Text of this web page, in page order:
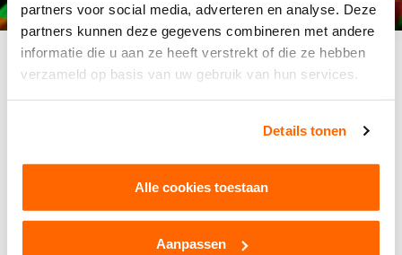
partners voor social media, adverteren en analyse. Deze
partners kunnen deze gegevens combineren met andere
informatie die u aan ze heeft verstrekt of die ze hebben
verzameld op basis van uw gebruik van hun services.
Details tonen
Alle cookies toestaan
Aanpassen
Snapchat
Threads
Delen